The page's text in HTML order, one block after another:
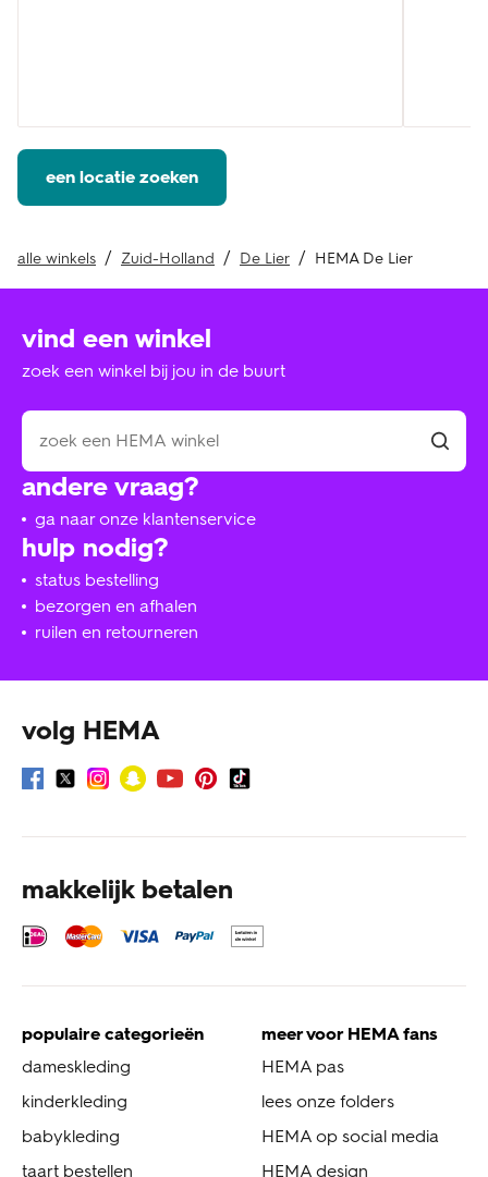
een locatie zoeken
alle winkels Zuid-Holland De Lier HEMA De Lier
hulp nodig?
status bestelling
bezorgen en afhalen
ruilen en retourneren
andere vraag?
ga naar onze klantenservice
vind een winkel
zoek een winkel bij jou in de buurt
volg HEMA
makkelijk betalen
populaire categorieën
dameskleding
kinderkleding
babykleding
taart bestellen
meer voor HEMA fans
HEMA pas
lees onze folders
HEMA op social media
HEMA design